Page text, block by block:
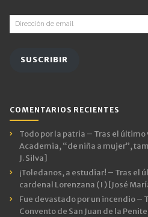
Dirección
de
SUSCRIBIR
COMENTARIOS RECIENTES
Todo por la patria – Tras el último
Academia, “de niña a mujer”,
J. Silva]
¡Toledanos, a estudiar! – Tras el
cardenal Lorenzana ( I ) [José
Fue devastado por un incendio –
Convento de San Juan de la